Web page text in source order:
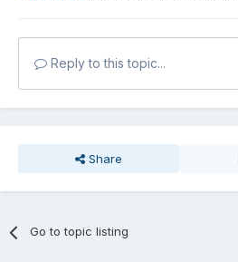
Reply to this topic...
Share
Go to topic listing